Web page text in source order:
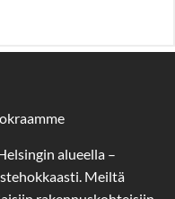
alueella –
Meiltä